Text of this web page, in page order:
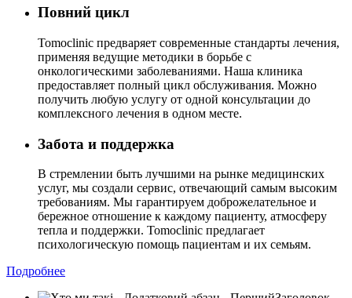
Повний цикл
Tomoclinic предваряет современные стандарты лечения,
применяя ведущие методики в борьбе с
онкологическими заболеваниями. Наша клиника
предоставляет полный цикл обслуживания. Можно
получить любую услугу от одной консультации до
комплексного лечения в одном месте.
Забота и поддержка
В стремлении быть лучшими на рынке медицинских
услуг, мы создали сервис, отвечающий самым высоким
требованиям. Мы гарантируем доброжелательное и
бережное отношение к каждому пациенту, атмосферу
тепла и поддержки. Tomoclinic предлагает
психологическую помощь пациентам и их семьям.
Подробнее